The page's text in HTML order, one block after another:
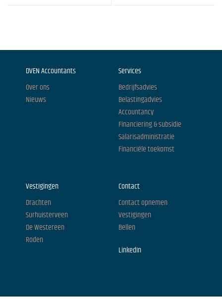
DVEN Accountants
Over ons
Nieuws
Services
Bedrijfsadvies
Belastingadvies
Accountancy
Financiering & subsidie
Salarisadministratie
Financiële toekomst
Vestigingen
Drachten
Surhuisterveen
De Westereen
Roden
Contact
Contact opnemen
Vestigingen
Bellen
LinkedIn